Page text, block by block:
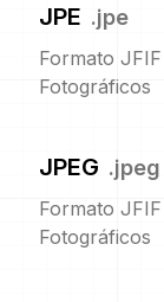
JPE .jpe
Formato
Fotográficos
JPEG .jpeg
Formato
Fotográficos